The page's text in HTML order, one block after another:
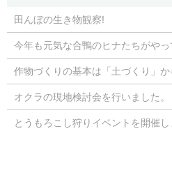
田んぼの生き物観察!
今年も元気な合鴨のヒナたちがやっ
作物づくりの基本は「土づくり」か
オクラの現地検討会を行いました。
とうもろこし狩りイベントを開催し